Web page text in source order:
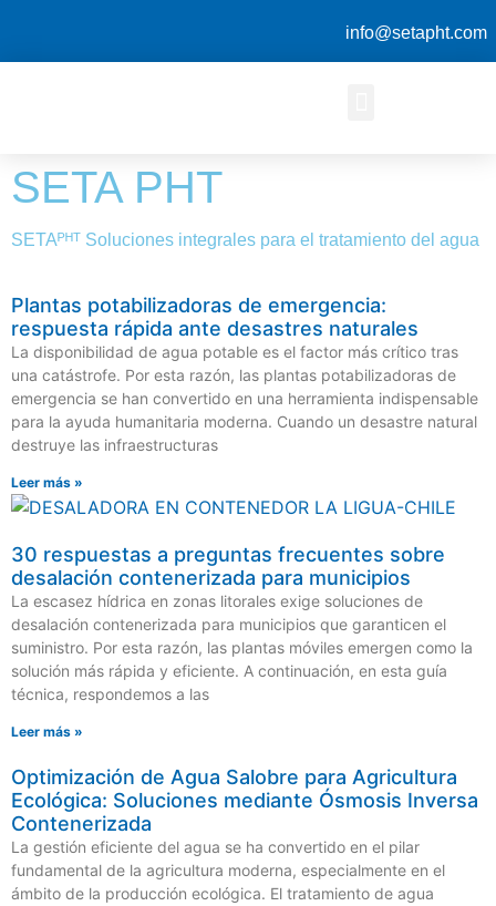
info@setapht.com
SETA PHT
SETAᴾᴴᵀ Soluciones integrales para el tratamiento del agua
Plantas potabilizadoras de emergencia:
respuesta rápida ante desastres naturales
La disponibilidad de agua potable es el factor más crítico tras
una catástrofe. Por esta razón, las plantas potabilizadoras de
emergencia se han convertido en una herramienta indispensable
para la ayuda humanitaria moderna. Cuando un desastre natural
destruye las infraestructuras
Leer más »
30 respuestas a preguntas frecuentes sobre
desalación contenerizada para municipios
La escasez hídrica en zonas litorales exige soluciones de
desalación contenerizada para municipios que garanticen el
suministro. Por esta razón, las plantas móviles emergen como la
solución más rápida y eficiente. A continuación, en esta guía
técnica, respondemos a las
Leer más »
Optimización de Agua Salobre para Agricultura
Ecológica: Soluciones mediante Ósmosis Inversa
Contenerizada
La gestión eficiente del agua se ha convertido en el pilar
fundamental de la agricultura moderna, especialmente en el
ámbito de la producción ecológica. El tratamiento de agua